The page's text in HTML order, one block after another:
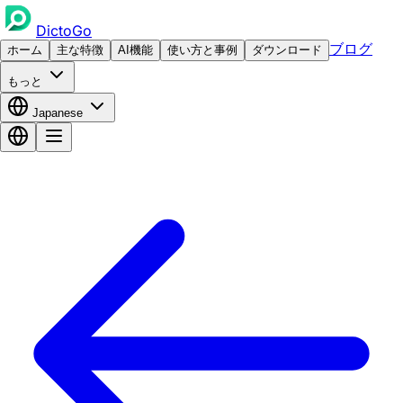
DictoGo
ホーム 主な特徴 AI機能 使い方と事例 ダウンロード ブログ
もっと
Japanese